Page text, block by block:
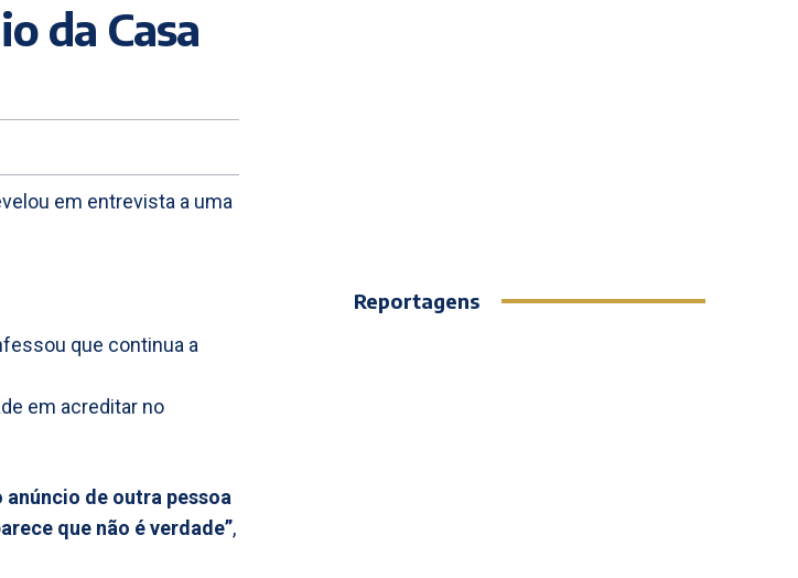
da Casa
em entrevista a uma
que continua a
em acreditar no
de outra pessoa
que não é verdade”,
Reportagens